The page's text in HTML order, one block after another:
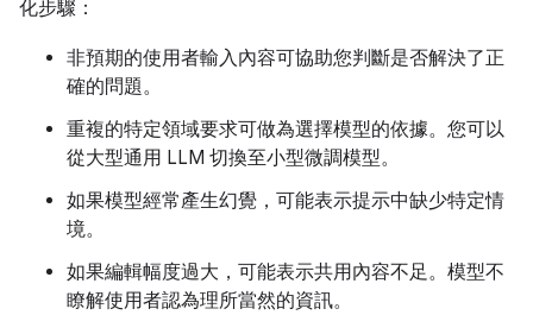
化步驟：
非預期的使用者輸入內容可協助您判斷是否解決了正
確的問題。
重複的特定領域要求可做為選擇模型的依據。您可以
從大型通用 LLM 切換至小型微調模型。
如果模型經常產生幻覺，可能表示提示中缺少特定情
境。
如果編輯幅度過大，可能表示共用內容不足。模型不
瞭解使用者認為理所當然的資訊。